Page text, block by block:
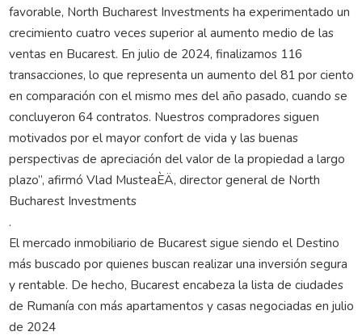
favorable, North Bucharest Investments ha experimentado un
crecimiento cuatro veces superior al aumento medio de las
ventas en Bucarest. En julio de 2024, finalizamos 116
transacciones, lo que representa un aumento del 81 por ciento
en comparación con el mismo mes del año pasado, cuando se
concluyeron 64 contratos. Nuestros compradores siguen
motivados por el mayor confort de vida y las buenas
perspectivas de apreciación del valor de la propiedad a largo
plazo”, afirmó Vlad MusteaÈÄ, director general de North
Bucharest Investments
.
El mercado inmobiliario de Bucarest sigue siendo el Destino
más buscado por quienes buscan realizar una inversión segura
y rentable. De hecho, Bucarest encabeza la lista de ciudades
de Rumanía con más apartamentos y casas negociadas en julio
de 2024